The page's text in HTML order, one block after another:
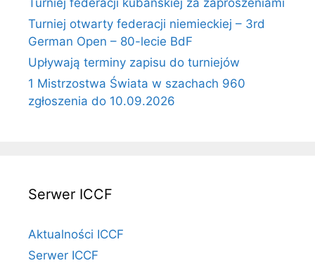
Turniej federacji kubańskiej za zaproszeniami
Turniej otwarty federacji niemieckiej – 3rd
German Open – 80-lecie BdF
Upływają terminy zapisu do turniejów
1 Mistrzostwa Świata w szachach 960
zgłoszenia do 10.09.2026
Serwer ICCF
Aktualności ICCF
Serwer ICCF